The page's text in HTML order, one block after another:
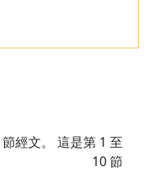
節經文。 這是第 1 至
10 節